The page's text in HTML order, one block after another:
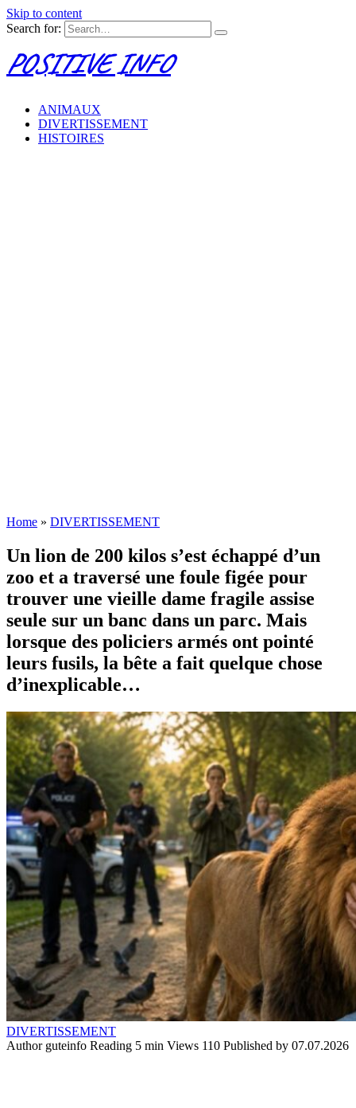
Skip to content
Search for:
POSITIVE INFO
ANIMAUX
DIVERTISSEMENT
HISTOIRES
Home » DIVERTISSEMENT
Un lion de 200 kilos s’est échappé d’un
zoo et a traversé une foule figée pour
trouver une vieille dame fragile assise
seule sur un banc dans un parc. Mais
lorsque des policiers armés ont pointé
leurs fusils, la bête a fait quelque chose
d’inexplicable…
DIVERTISSEMENT
Author guteinfo Reading 5 min Views 110 Published by 07.07.2026